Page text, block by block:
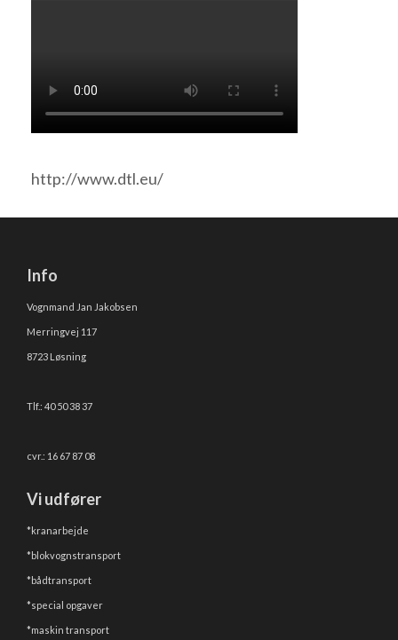
http://www.dtl.eu/
Info
Vognmand Jan Jakobsen
Merringvej 117
8723 Løsning
Tlf.: 40 50 38 37
cvr.: 16 67 87 08
Vi udfører
*kranarbejde
*blokvognstransport
*bådtransport
*special opgaver
*maskin transport